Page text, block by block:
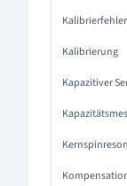
Kalibrierfehler
Kalibrierung
Kapazitiver